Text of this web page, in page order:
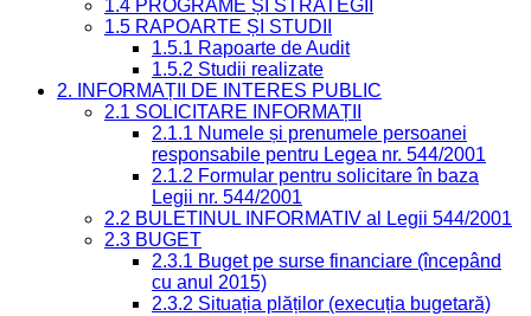
1.4 PROGRAME ȘI STRATEGII
1.5 RAPOARTE ȘI STUDII
1.5.1 Rapoarte de Audit
1.5.2 Studii realizate
2. INFORMAȚII DE INTERES PUBLIC
2.1 SOLICITARE INFORMAȚII
2.1.1 Numele și prenumele persoanei
responsabile pentru Legea nr. 544/2001
2.1.2 Formular pentru solicitare în baza
Legii nr. 544/2001
2.2 BULETINUL INFORMATIV al Legii 544/2001
2.3 BUGET
2.3.1 Buget pe surse financiare (începând
cu anul 2015)
2.3.2 Situația plăților (execuția bugetară)